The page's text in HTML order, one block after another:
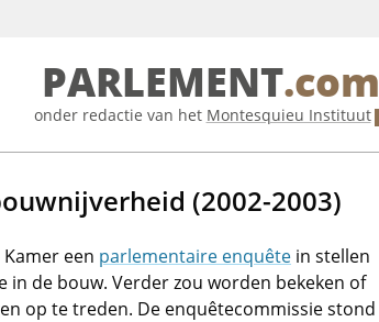
PARLEMENT.com
onder redactie van het Montesquieu Instituut
(2002-2003)
een parlementaire enquête in stellen
in de bouw. Verder zou worden bekeken of
op te treden. De enquêtecommissie stond